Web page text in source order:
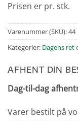
Prisen er pr. stk.
Varenummer (SKU):44
Kategorier: Dagens
AFHENT DIN
Dag-til-dag
Varer bestilt på